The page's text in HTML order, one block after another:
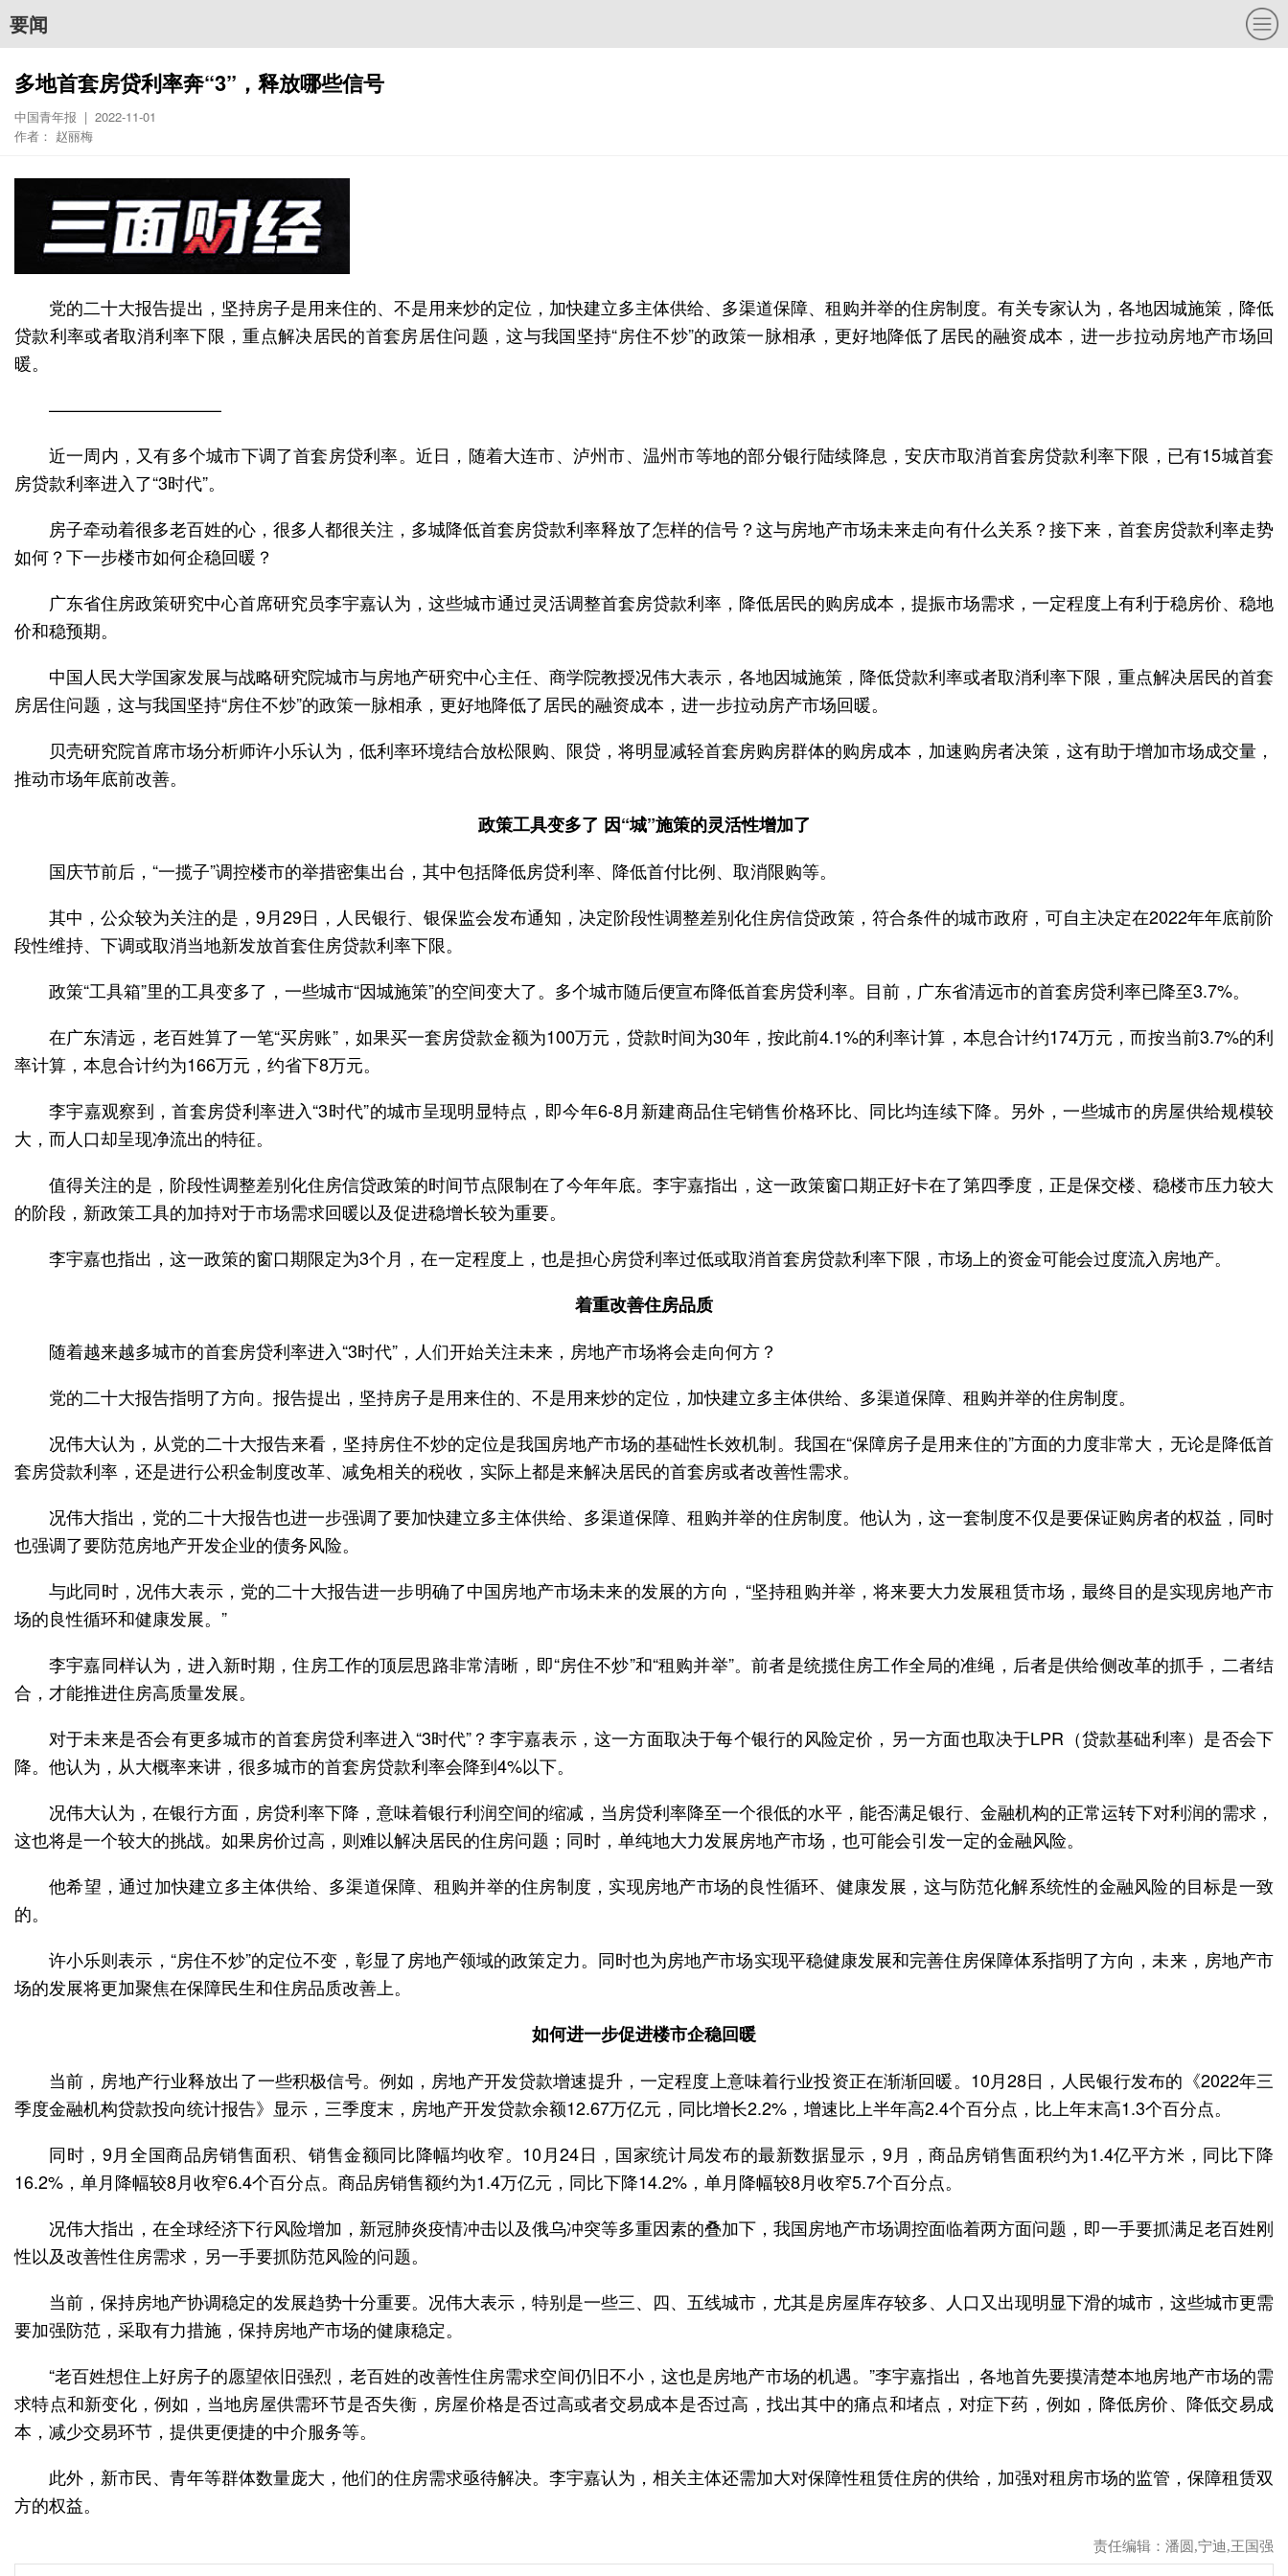
要闻
多地首套房贷利率奔“3”，释放哪些信号
中国青年报 | 2022-11-01
作者： 赵丽梅
党的二十大报告提出，坚持房子是用来住的、不是用来炒的定位，加快建立多主体供给、多渠道保障、租购并举的住房制度。有关专家认为，各地因城施策，降低
贷款利率或者取消利率下限，重点解决居民的首套房居住问题，这与我国坚持“房住不炒”的政策一脉相承，更好地降低了居民的融资成本，进一步拉动房地产市场回
暖。
——————————
近一周内，又有多个城市下调了首套房贷利率。近日，随着大连市、泸州市、温州市等地的部分银行陆续降息，安庆市取消首套房贷款利率下限，已有15城首套
房贷款利率进入了“3时代”。
房子牵动着很多老百姓的心，很多人都很关注，多城降低首套房贷款利率释放了怎样的信号？这与房地产市场未来走向有什么关系？接下来，首套房贷款利率走势
如何？下一步楼市如何企稳回暖？
广东省住房政策研究中心首席研究员李宇嘉认为，这些城市通过灵活调整首套房贷款利率，降低居民的购房成本，提振市场需求，一定程度上有利于稳房价、稳地
价和稳预期。
中国人民大学国家发展与战略研究院城市与房地产研究中心主任、商学院教授况伟大表示，各地因城施策，降低贷款利率或者取消利率下限，重点解决居民的首套
房居住问题，这与我国坚持“房住不炒”的政策一脉相承，更好地降低了居民的融资成本，进一步拉动房产市场回暖。
贝壳研究院首席市场分析师许小乐认为，低利率环境结合放松限购、限贷，将明显减轻首套房购房群体的购房成本，加速购房者决策，这有助于增加市场成交量，
推动市场年底前改善。
政策工具变多了 因“城”施策的灵活性增加了
国庆节前后，“一揽子”调控楼市的举措密集出台，其中包括降低房贷利率、降低首付比例、取消限购等。
其中，公众较为关注的是，9月29日，人民银行、银保监会发布通知，决定阶段性调整差别化住房信贷政策，符合条件的城市政府，可自主决定在2022年年底前阶
段性维持、下调或取消当地新发放首套住房贷款利率下限。
政策“工具箱”里的工具变多了，一些城市“因城施策”的空间变大了。多个城市随后便宣布降低首套房贷利率。目前，广东省清远市的首套房贷利率已降至3.7%。
在广东清远，老百姓算了一笔“买房账”，如果买一套房贷款金额为100万元，贷款时间为30年，按此前4.1%的利率计算，本息合计约174万元，而按当前3.7%的利
率计算，本息合计约为166万元，约省下8万元。
李宇嘉观察到，首套房贷利率进入“3时代”的城市呈现明显特点，即今年6-8月新建商品住宅销售价格环比、同比均连续下降。另外，一些城市的房屋供给规模较
大，而人口却呈现净流出的特征。
值得关注的是，阶段性调整差别化住房信贷政策的时间节点限制在了今年年底。李宇嘉指出，这一政策窗口期正好卡在了第四季度，正是保交楼、稳楼市压力较大
的阶段，新政策工具的加持对于市场需求回暖以及促进稳增长较为重要。
李宇嘉也指出，这一政策的窗口期限定为3个月，在一定程度上，也是担心房贷利率过低或取消首套房贷款利率下限，市场上的资金可能会过度流入房地产。
着重改善住房品质
随着越来越多城市的首套房贷利率进入“3时代”，人们开始关注未来，房地产市场将会走向何方？
党的二十大报告指明了方向。报告提出，坚持房子是用来住的、不是用来炒的定位，加快建立多主体供给、多渠道保障、租购并举的住房制度。
况伟大认为，从党的二十大报告来看，坚持房住不炒的定位是我国房地产市场的基础性长效机制。我国在“保障房子是用来住的”方面的力度非常大，无论是降低首
套房贷款利率，还是进行公积金制度改革、减免相关的税收，实际上都是来解决居民的首套房或者改善性需求。
况伟大指出，党的二十大报告也进一步强调了要加快建立多主体供给、多渠道保障、租购并举的住房制度。他认为，这一套制度不仅是要保证购房者的权益，同时
也强调了要防范房地产开发企业的债务风险。
与此同时，况伟大表示，党的二十大报告进一步明确了中国房地产市场未来的发展的方向，“坚持租购并举，将来要大力发展租赁市场，最终目的是实现房地产市
场的良性循环和健康发展。”
李宇嘉同样认为，进入新时期，住房工作的顶层思路非常清晰，即“房住不炒”和“租购并举”。前者是统揽住房工作全局的准绳，后者是供给侧改革的抓手，二者结
合，才能推进住房高质量发展。
对于未来是否会有更多城市的首套房贷利率进入“3时代”？李宇嘉表示，这一方面取决于每个银行的风险定价，另一方面也取决于LPR（贷款基础利率）是否会下
降。他认为，从大概率来讲，很多城市的首套房贷款利率会降到4%以下。
况伟大认为，在银行方面，房贷利率下降，意味着银行利润空间的缩减，当房贷利率降至一个很低的水平，能否满足银行、金融机构的正常运转下对利润的需求，
这也将是一个较大的挑战。如果房价过高，则难以解决居民的住房问题；同时，单纯地大力发展房地产市场，也可能会引发一定的金融风险。
他希望，通过加快建立多主体供给、多渠道保障、租购并举的住房制度，实现房地产市场的良性循环、健康发展，这与防范化解系统性的金融风险的目标是一致
的。
许小乐则表示，“房住不炒”的定位不变，彰显了房地产领域的政策定力。同时也为房地产市场实现平稳健康发展和完善住房保障体系指明了方向，未来，房地产市
场的发展将更加聚焦在保障民生和住房品质改善上。
如何进一步促进楼市企稳回暖
当前，房地产行业释放出了一些积极信号。例如，房地产开发贷款增速提升，一定程度上意味着行业投资正在渐渐回暖。10月28日，人民银行发布的《2022年三
季度金融机构贷款投向统计报告》显示，三季度末，房地产开发贷款余额12.67万亿元，同比增长2.2%，增速比上半年高2.4个百分点，比上年末高1.3个百分点。
同时，9月全国商品房销售面积、销售金额同比降幅均收窄。10月24日，国家统计局发布的最新数据显示，9月，商品房销售面积约为1.4亿平方米，同比下降
16.2%，单月降幅较8月收窄6.4个百分点。商品房销售额约为1.4万亿元，同比下降14.2%，单月降幅较8月收窄5.7个百分点。
况伟大指出，在全球经济下行风险增加，新冠肺炎疫情冲击以及俄乌冲突等多重因素的叠加下，我国房地产市场调控面临着两方面问题，即一手要抓满足老百姓刚
性以及改善性住房需求，另一手要抓防范风险的问题。
当前，保持房地产协调稳定的发展趋势十分重要。况伟大表示，特别是一些三、四、五线城市，尤其是房屋库存较多、人口又出现明显下滑的城市，这些城市更需
要加强防范，采取有力措施，保持房地产市场的健康稳定。
“老百姓想住上好房子的愿望依旧强烈，老百姓的改善性住房需求空间仍旧不小，这也是房地产市场的机遇。”李宇嘉指出，各地首先要摸清楚本地房地产市场的需
求特点和新变化，例如，当地房屋供需环节是否失衡，房屋价格是否过高或者交易成本是否过高，找出其中的痛点和堵点，对症下药，例如，降低房价、降低交易成
本，减少交易环节，提供更便捷的中介服务等。
此外，新市民、青年等群体数量庞大，他们的住房需求亟待解决。李宇嘉认为，相关主体还需加大对保障性租赁住房的供给，加强对租房市场的监管，保障租赁双
方的权益。
责任编辑：潘圆,宁迪,王国强